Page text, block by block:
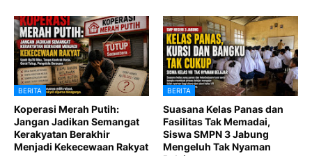
BERITA
Koperasi Merah Putih:
Jangan Jadikan Semangat
Kerakyatan Berakhir
Menjadi Kekecewaan Rakyat
BERITA
Suasana Kelas Panas dan
Fasilitas Tak Memadai,
Siswa SMPN 3 Jabung
Mengeluh Tak Nyaman